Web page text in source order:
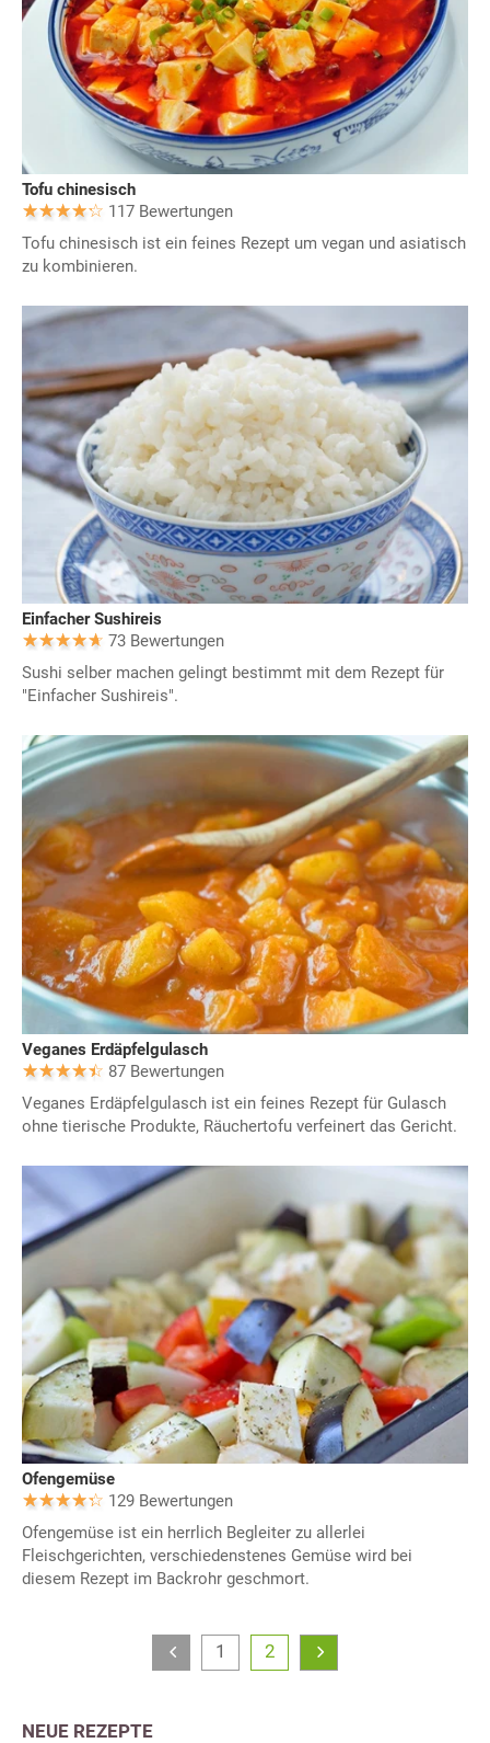
Tofu chinesisch
117 Bewertungen
Tofu chinesisch ist ein feines Rezept um vegan und asiatisch
zu kombinieren.
Einfacher Sushireis
73 Bewertungen
Sushi selber machen gelingt bestimmt mit dem Rezept für
"Einfacher Sushireis".
Veganes Erdäpfelgulasch
87 Bewertungen
Veganes Erdäpfelgulasch ist ein feines Rezept für Gulasch
ohne tierische Produkte, Räuchertofu verfeinert das Gericht.
Ofengemüse
129 Bewertungen
Ofengemüse ist ein herrlich Begleiter zu allerlei
Fleischgerichten, verschiedenstenes Gemüse wird bei
diesem Rezept im Backrohr geschmort.
1 2
NEUE REZEPTE